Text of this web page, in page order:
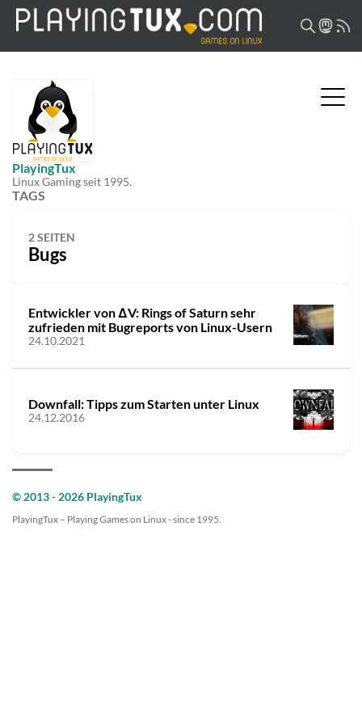
PlayingTux
Linux Gaming seit 1995.
TAGS
2 SEITEN
Bugs
Entwickler von ΔV: Rings of Saturn sehr
zufrieden mit Bugreports von Linux-Usern
24.10.2021
Downfall: Tipps zum Starten unter Linux
24.12.2016
© 2013 - 2026 PlayingTux
PlayingTux – Playing Games on Linux - since 1995.